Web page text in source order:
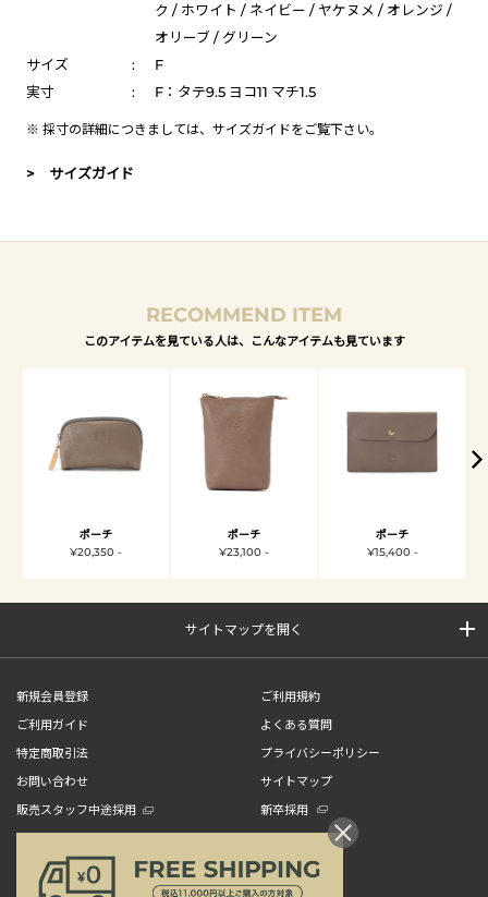
ク / ホワイト / ネイビー / ヤケヌメ / オレンジ /
オリーブ / グリーン
サイズ
:
F
実寸
: F：タテ9.5 ヨコ11 マチ1.5
※ 採寸の詳細につきましては、 サイズガイドをご覧下さい。
> サイズガイド
RECOMMEND ITEM
このアイテムを見ている人は、こんなアイテムも見ています
ポーチ
¥20,350 -
ポーチ
¥23,100 -
ポーチ
¥15,400 -
サイトマップを開く
新規会員登録
ご利用規約
ご利用ガイド
よくある質問
特定商取引法
プライバシーポリシー
お問い合わせ
サイトマップ
販売スタッフ中途採用
新卒採用